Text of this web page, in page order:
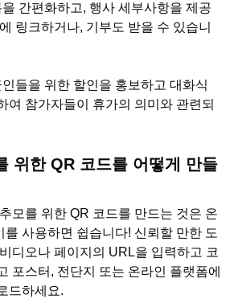
간편화하고, 행사 세부사항을 제공
링크하거나, 기부도 받을 수 있습니
들을 위한 할인을 홍보하고 대화식
여 참가자들이 휴가의 의미와 관련되
위한 QR 코드를 어떻게 만들
모를 위한 QR 코드를 만드는 것은 온
를 사용하면 쉽습니다! 신뢰할 만한 도
디오나 페이지의 URL을 입력하고 코
포스터, 전단지 또는 온라인 플랫폼에
드하세요.